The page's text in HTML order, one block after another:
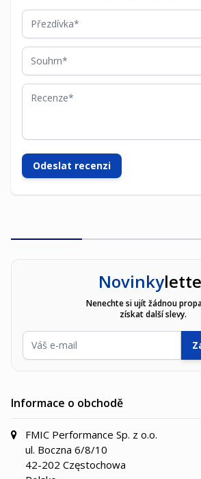
Přezdívka
Souhrn
Recenze
Odeslat recenzi
Novinky
Nenechte si ujít žádnou
získat další slevy.
E-mailová
Informace o obchodě
FMIC Performance Sp. z o.o.
ul. Boczna 6/8/10
42-202 Częstochowa